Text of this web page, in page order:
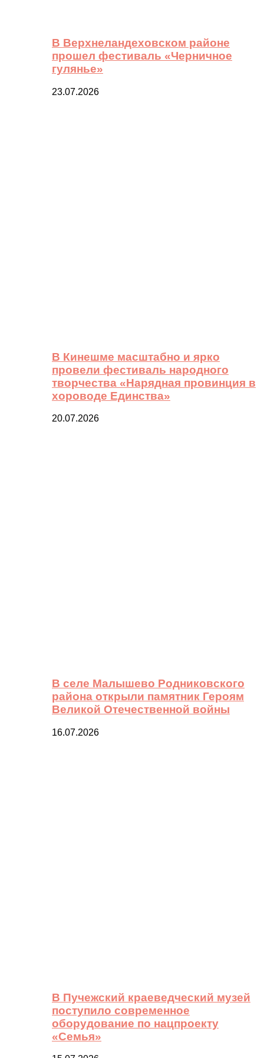
В Верхнеландеховском районе
прошел фестиваль «Черничное
гулянье»
23.07.2026
В Кинешме масштабно и ярко
провели фестиваль народного
творчества «Нарядная провинция в
хороводе Единства»
20.07.2026
В селе Малышево Родниковского
района открыли памятник Героям
Великой Отечественной войны
16.07.2026
В Пучежский краеведческий музей
поступило современное
оборудование по нацпроекту
«Семья»